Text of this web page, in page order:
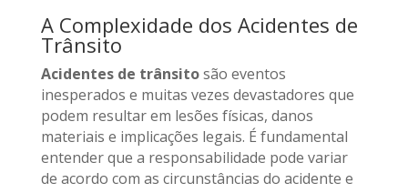
A Complexidade dos Acidentes de
Trânsito
Acidentes de trânsitosão eventos
inesperados e muitas vezes devastadores que
podem resultar em lesões físicas, danos
materiais e implicações legais. É fundamental
entender que a responsabilidade pode variar
de acordo com as circunstâncias do acidente e